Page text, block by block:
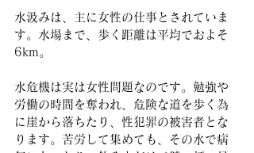
水汲みは、主に女性の仕事とされていま
す。水場まで、歩く距離は平均でおよそ
6km。
水危機は実は女性問題なのです。勉強や
労働の時間を奪われ、危険な道を歩く為
に崖から落ちたり、性犯罪の被害者とな
ります。苦労して集めても、その水で病